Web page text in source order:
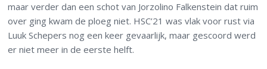
maar verder dan een schot van Jorzolino Falkenstein dat ruim
over ging kwam de ploeg niet. HSC’21 was vlak voor rust via
Luuk Schepers nog een keer gevaarlijk, maar gescoord werd
er niet meer in de eerste helft.